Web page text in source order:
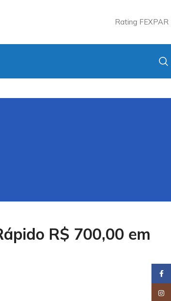
Rating FEXPAR
R$ 700,00 em